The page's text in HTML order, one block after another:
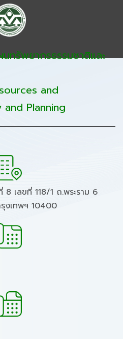
ทรัพยากรธรรมชาติและ
and
Planning
8 เลขที่ 118/1 ถ.พระราม 6
งเทพฯ 10400